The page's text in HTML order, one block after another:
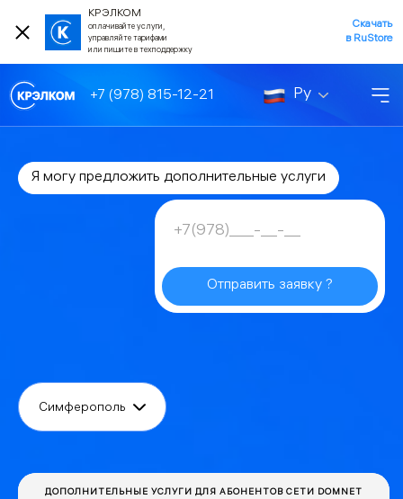
КРЭЛКОМ
оплачивайте услуги,
управляйте тарифами
или пишите в техподдержку
Скачать
в RuStore
+7 (978) 815-12-21 Ру
Я могу предложить дополнительные услуги
Отправить заявку ?
Симферополь
ДОПОЛНИТЕЛЬНЫЕ УСЛУГИ ДЛЯ АБОНЕНТОВ СЕТИ DOMNET